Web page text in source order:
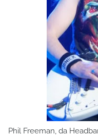
Phil Freeman, da